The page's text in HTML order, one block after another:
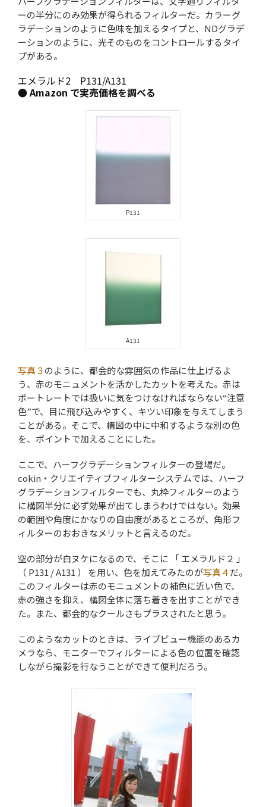
ーの半分にのみ効果が得られるフィルターだ。カラーグ
ラデーションのように色味を加えるタイプと、NDグラデ
ーションのように、光そのものをコントロールするタイ
プがある。
エメラルド2 P131/A131
● Amazon で実売価格を調べる
P131
A131
写真３のように、都会的な雰囲気の作品に仕上げるよ
う、赤のモニュメントを活かしたカットを考えた。赤は
ポートレートでは扱いに気をつけなければならない“注意
色”で、目に飛び込みやすく、キツい印象を与えてしまう
ことがある。そこで、構図の中に中和するような別の色
を、ポイントで加えることにした。
ここで、ハーフグラデーションフィルターの登場だ。
cokin・クリエイティブフィルターシステムでは、ハーフ
グラデーションフィルターでも、丸枠フィルターのよう
に構図半分に必ず効果が出てしまうわけではない。効果
の範囲や角度にかなりの自由度があるところが、角形フ
ィルターのおおきなメリットと言えるのだ。
空の部分が白ヌケになるので、そこに 「 エメラルド２ 」
（ P131 / A131 ） を用い、色を加えてみたのが写真４だ。
このフィルターは赤のモニュメントの補色に近い色で、
赤の強さを抑え、構図全体に落ち着きを出すことができ
た。また、都会的なクールさもプラスされたと思う。
このようなカットのときは、ライブビュー機能のあるカ
メラなら、モニターでフィルターによる色の位置を確認
しながら撮影を行なうことができて便利だろう。